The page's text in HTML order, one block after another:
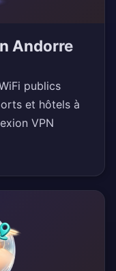
Andorre
publics
et hôtels à
VPN